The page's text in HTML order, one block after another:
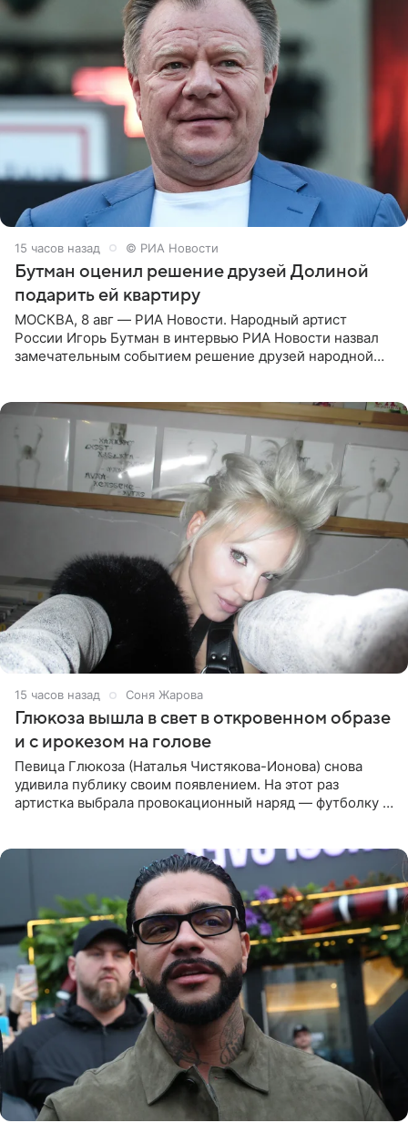
15 часов назад © РИА Новости
Бутман оценил решение друзей Долиной
подарить ей квартиру
МОСКВА, 8 авг — РИА Новости. Народный артист
России Игорь Бутман в интервью РИА Новости назвал
замечательным событием решение друзей народной
15 часов назад Соня Жарова
Глюкоза вышла в свет в откровенном образе
и с ирокезом на голове
Певица Глюкоза (Наталья Чистякова-Ионова) снова
удивила публику своим появлением. На этот раз
артистка выбрала провокационный наряд — футболку с